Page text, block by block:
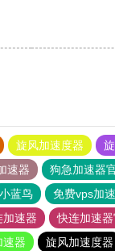
旋风加速度器
速器
狗急加速器
小蓝鸟
免费vps加
加速器
快连加速
速器 旋风加速度器